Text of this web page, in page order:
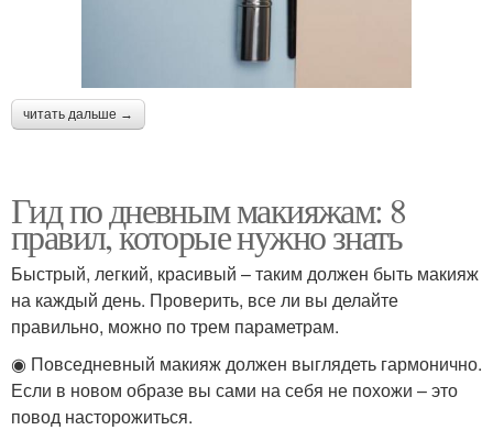
читать дальше →
Гид по дневным макияжам: 8
правил, которые нужно знать
Быстрый, легкий, красивый – таким должен быть макияж
на каждый день. Проверить, все ли вы делайте
правильно, можно по трем параметрам.
◉ Повседневный макияж должен выглядеть гармонично.
Если в новом образе вы сами на себя не похожи – это
повод насторожиться.